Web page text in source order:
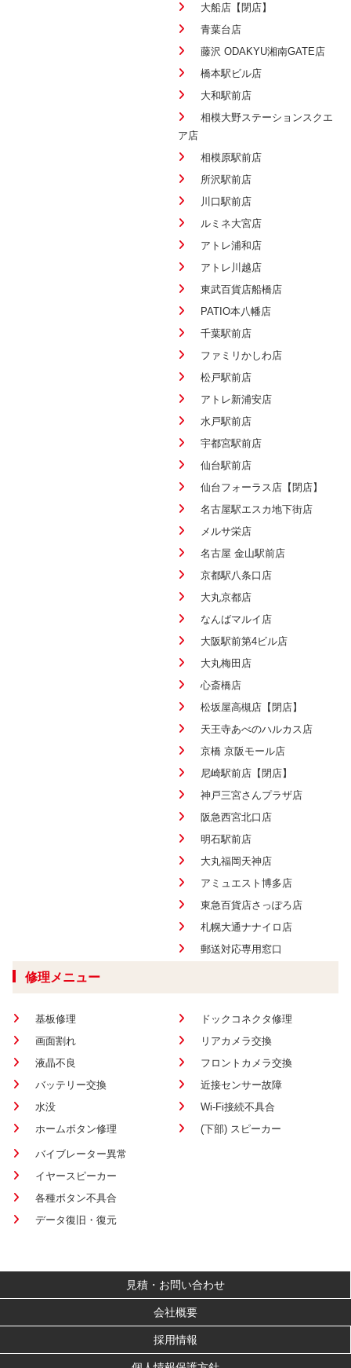
大船店【閉店】
青葉台店
藤沢 ODAKYU湘南GATE店
橋本駅ビル店
大和駅前店
相模大野ステーションスクエ
ア店
相模原駅前店
所沢駅前店
川口駅前店
ルミネ大宮店
アトレ浦和店
アトレ川越店
東武百貨店船橋店
PATIO本八幡店
千葉駅前店
ファミリかしわ店
松戸駅前店
アトレ新浦安店
水戸駅前店
宇都宮駅前店
仙台駅前店
仙台フォーラス店【閉店】
名古屋駅エスカ地下街店
メルサ栄店
名古屋 金山駅前店
京都駅八条口店
大丸京都店
なんばマルイ店
大阪駅前第4ビル店
大丸梅田店
心斎橋店
松坂屋高槻店【閉店】
天王寺あべのハルカス店
京橋 京阪モール店
尼崎駅前店【閉店】
神戸三宮さんプラザ店
阪急西宮北口店
明石駅前店
大丸福岡天神店
アミュエスト博多店
東急百貨店さっぽろ店
札幌大通ナナイロ店
郵送対応専用窓口
修理メニュー
基板修理
画面割れ
液晶不良
バッテリー交換
水没
ホームボタン修理
ドックコネクタ修理
リアカメラ交換
フロントカメラ交換
近接センサー故障
Wi-Fi接続不具合
(下部) スピーカー
バイブレーター異常
イヤースピーカー
各種ボタン不具合
データ復旧・復元
見積・お問い合わせ
会社概要
採用情報